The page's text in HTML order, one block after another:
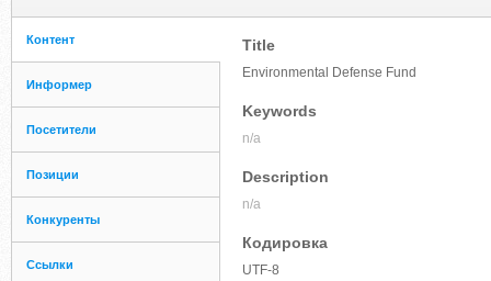
Контент
Информер
Посетители
Позиции
Конкуренты
Ссылки
Title
Environmental Defense Fund
Keywords
n/a
Description
n/a
Кодировка
UTF-8